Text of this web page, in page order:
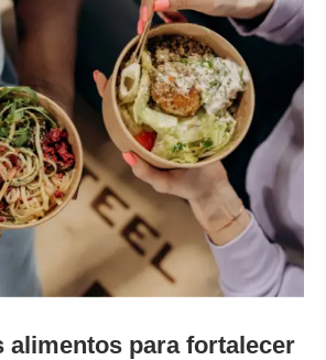
alimentos para fortalecer